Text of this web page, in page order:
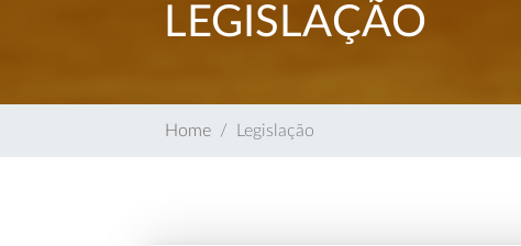
LEGISLAÇÃO
Home Legislação